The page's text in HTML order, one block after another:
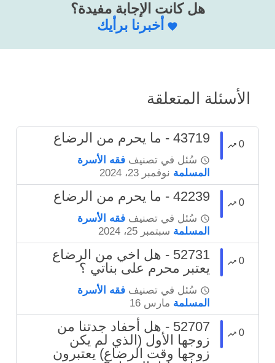
هل كانت الإجابة مفيدة؟
أخبرنا برأيك
الأسئلة المتعلقة
0 43719 - ما يحرم من الرضاع
سُئل في تصنيففقه الأسرة
المسلمة نوفمبر 23، 2024
0 42239 - ما يحرم من الرضاع
سُئل في تصنيففقه الأسرة
المسلمة سبتمبر 25، 2024
0
52731 - هل اخي من الرضاع
يعتبر محرم على بناتي ؟
سُئل في تصنيففقه الأسرة
المسلمة مارس 16
0
52707 - هل أحفاد جدتنا من
زوجها الأول (الذي لم يكن
زوجها وقت الرضاع) يعتبرون